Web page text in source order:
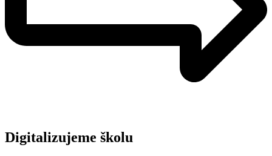
Digitalizujeme školu